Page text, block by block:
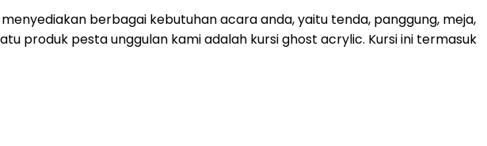
berbagai kebutuhan acara anda, yaitu tenda, panggung, meja,
produk pesta unggulan kami adalah kursi ghost acrylic. Kursi ini termasuk